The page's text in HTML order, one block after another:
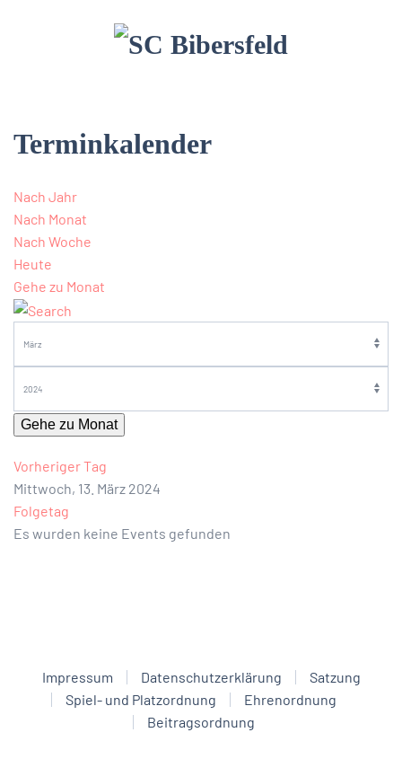
Terminkalender
Nach Jahr
Nach Monat
Nach Woche
Heute
Gehe zu Monat
Gehe zu Monat
Vorheriger Tag
Mittwoch, 13. März 2024
Folgetag
Es wurden keine Events gefunden
Impressum Datenschutzerklärung
Satzung
Spiel- und Platzordnung
Ehrenordnung
Beitragsordnung